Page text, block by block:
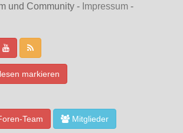
und Community - Impressum -
markieren
Team Mitglieder